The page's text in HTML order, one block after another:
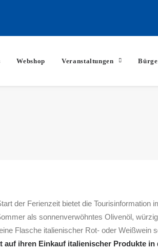
Webshop Veranstaltungen
der Ferienzeit bietet die Tourisinformation
als sonnenverwöhntes Olivenöl,
Flasche italienischer Rot- oder Weißwein
auf ihren Einkauf italienischer Produkte